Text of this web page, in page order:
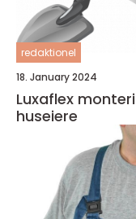
redaktionel
18. January 2024
Luxaflex
huseiere